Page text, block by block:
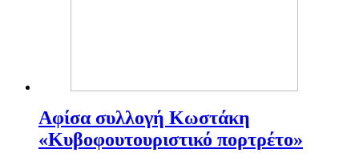
Αφίσα συλλογή Κωστάκη
«Κυβοφουτουριστικό πορτρέτο»